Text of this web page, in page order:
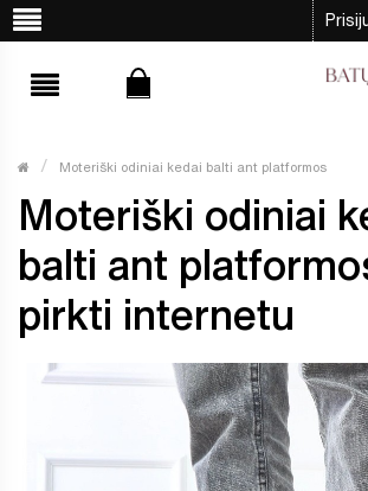
Moteriški odiniai kedai balti ant platformos
Moteriški odiniai
balti ant
pirkti internetu